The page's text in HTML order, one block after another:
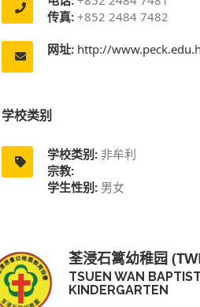
传真: +852 2484 7482
网址: http://
学校类别
学校类别: 非牟利
宗教:
学生性别: 男女
荃浸石篱幼稚园
TSUEN WAN
KINDERGARTEN